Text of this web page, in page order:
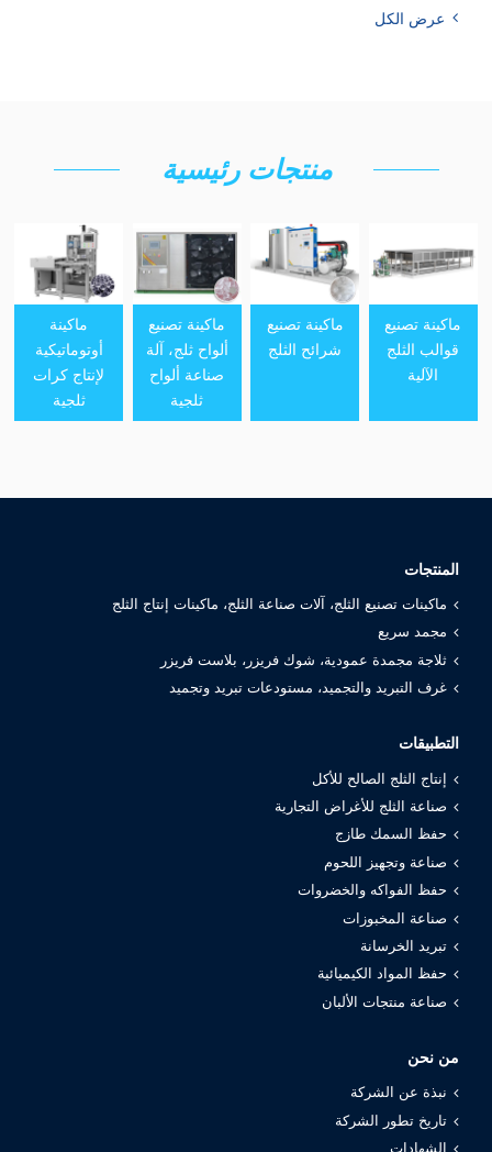
عرض الكل
منتجات رئيسية
ماكينة تصنيع
قوالب الثلج
الآلية
ماكينة تصنيع
شرائح الثلج
ماكينة تصنيع
ألواح ثلج، آلة
صناعة ألواح
ثلجية
ماكينة
أوتوماتيكية
لإنتاج كرات
ثلجية
المنتجات
ماكينات تصنيع الثلج، آلات صناعة الثلج، ماكينات إنتاج الثلج
مجمد سريع
ثلاجة مجمدة عمودية، شوك فريزر، بلاست فريزر
غرف التبريد والتجميد، مستودعات تبريد وتجميد
التطبيقات
إنتاج الثلج الصالح للأكل
صناعة الثلج للأغراض التجارية
حفظ السمك طازج
صناعة وتجهيز اللحوم
حفظ الفواكه والخضروات
صناعة المخبوزات
تبريد الخرسانة
حفظ المواد الكيميائية
صناعة منتجات الألبان
من نحن
نبذة عن الشركة
تاريخ تطور الشركة
الشهادات